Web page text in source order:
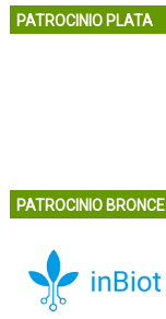
PATROCINIO PLATA
PATROCINIO BRONCE